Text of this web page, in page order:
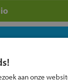
aan onze